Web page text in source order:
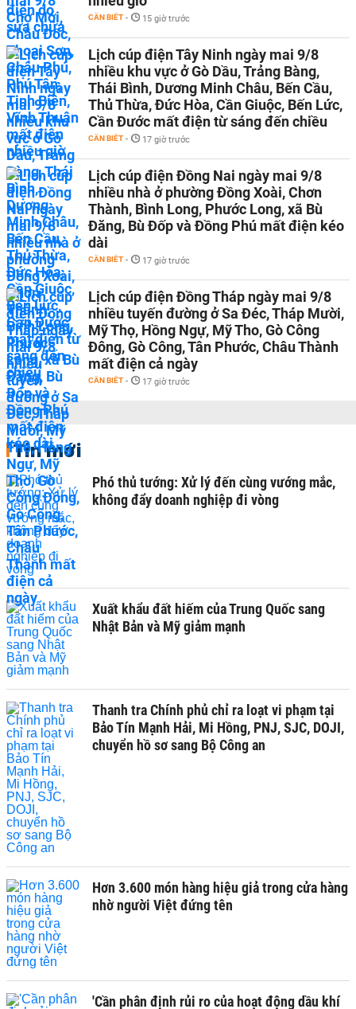
CẦN BIẾT - 15 giờ trước
Lịch cúp điện Tây Ninh ngày mai 9/8
nhiều khu vực ở Gò Dầu, Trảng Bàng,
Thái Bình, Dương Minh Châu, Bến Cầu,
Thủ Thừa, Đức Hòa, Cần Giuộc, Bến Lức,
Cần Đước mất điện từ sáng đến chiều
CẦN BIẾT - 17 giờ trước
Lịch cúp điện Đồng Nai ngày mai 9/8
nhiều nhà ở phường Đồng Xoài, Chơn
Thành, Bình Long, Phước Long, xã Bù
Đăng, Bù Đốp và Đồng Phú mất điện kéo
dài
CẦN BIẾT - 17 giờ trước
Lịch cúp điện Đồng Tháp ngày mai 9/8
nhiều tuyến đường ở Sa Đéc, Tháp Mười,
Mỹ Thọ, Hồng Ngự, Mỹ Tho, Gò Công
Đông, Gò Công, Tân Phước, Châu Thành
mất điện cả ngày
CẦN BIẾT - 17 giờ trước
Tin mới
Phó thủ tướng: Xử lý đến cùng vướng mắc,
không đẩy doanh nghiệp đi vòng
Xuất khẩu đất hiếm của Trung Quốc sang
Nhật Bản và Mỹ giảm mạnh
Thanh tra Chính phủ chỉ ra loạt vi phạm tại
Bảo Tín Mạnh Hải, Mi Hồng, PNJ, SJC, DOJI,
chuyển hồ sơ sang Bộ Công an
Hơn 3.600 món hàng hiệu giả trong cửa hàng
nhờ người Việt đứng tên
'Cần phân định rủi ro của hoạt động dầu khí